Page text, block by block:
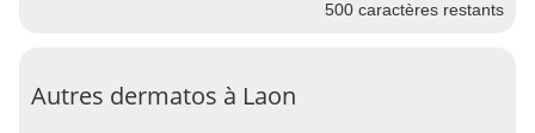
500 caractères restants
Autres dermatos à Laon